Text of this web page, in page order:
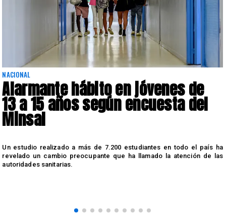
NACIONAL
Alarmante hábito en jóvenes de
13 a 15 años según encuesta del
Minsal
Un estudio realizado a más de 7.200 estudiantes en todo el país ha
revelado un cambio preocupante que ha llamado la atención de las
autoridades sanitarias.